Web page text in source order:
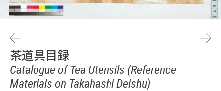
茶道具目録
Catalogue of Tea Utensils (Reference
Materials on Takahashi Deishu)